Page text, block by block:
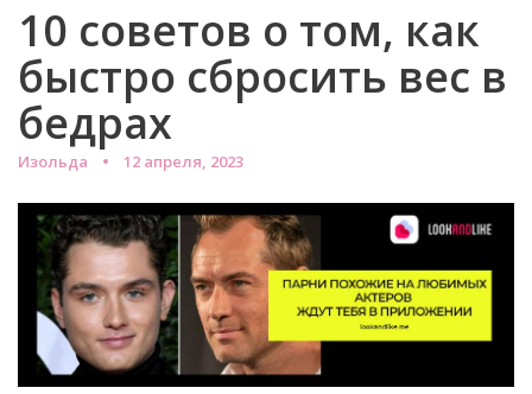
10 советов о том, как
быстро сбросить вес в
бедрах
Изольда 12 апреля, 2023